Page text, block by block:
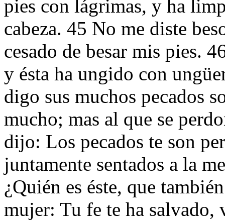
pies con lágrimas, y ha
cabeza. 45 No me diste
cesado de besar mis pies.
y ésta ha ungido con
digo sus muchos pecados
mucho; mas al que se
dijo: Los pecados te son
juntamente sentados a la
¿Quién es éste, que
mujer: Tu fe te ha salvado,